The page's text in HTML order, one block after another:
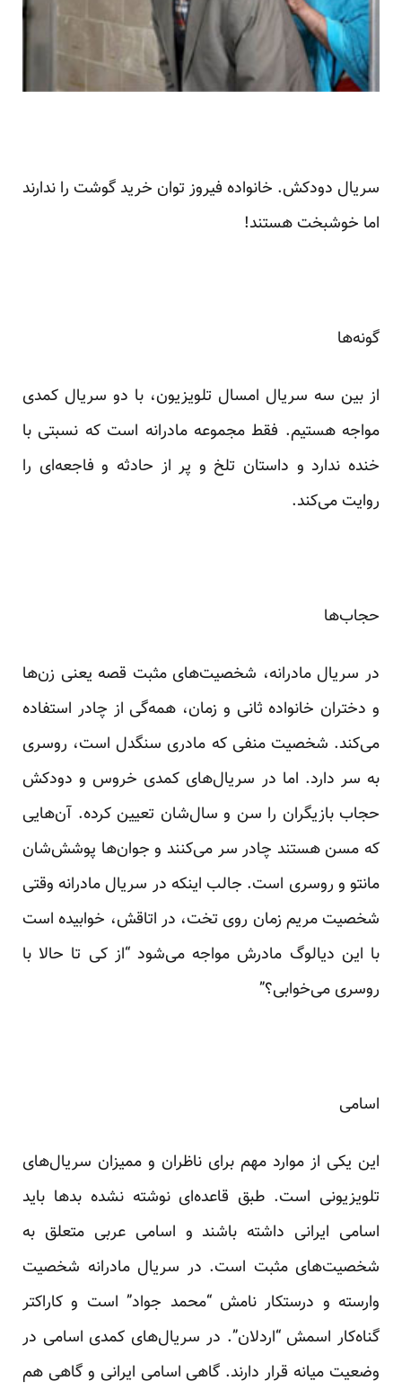
سریال دودکش. خانواده فیروز توان خرید گوشت را ندارند
اما خوشبخت هستند!
گونه‌ها
از بین سه سریال امسال تلویزیون، با دو سریال کمدی
مواجه هستیم. فقط مجموعه مادرانه است که نسبتی با
خنده ندارد و داستان تلخ و پر از حادثه و فاجعه‌ای را
روایت می‌کند.
حجاب‌ها
در سریال مادرانه، شخصیت‌های مثبت قصه یعنی زن‌ها
و دختران خانواده‌ ثانی و زمان، همه‌گی از چادر استفاده
می‌کند. شخصیت منفی که مادری سنگدل است، روسری
به سر دارد. اما در سریال‌های کمدی خروس و دودکش
حجاب بازیگران را سن و سال‌شان تعیین کرده. آن‌هایی
که مسن هستند چادر سر می‌کنند و جوان‌ها پوشش‌شان
مانتو و روسری است. جالب اینکه در سریال مادرانه وقتی
شخصیت مریم زمان روی تخت، در اتاقش، خوابیده است
با این دیالوگ مادرش مواجه می‌شود “از کی تا حالا با
روسری می‌خوابی؟”
اسامی
این یکی از موارد مهم برای ناظران و ممیزان سریال‌های
تلویزیونی است. طبق قاعده‌ای نوشته نشده بدها باید
اسامی ایرانی داشته باشند و اسامی عربی متعلق به
شخصیت‌های مثبت است. در سریال مادرانه شخصیت
وارسته و درستکار نامش “محمد جواد” است و کاراکتر
گناه‌کار اسمش “اردلان”. در سریال‌های کمدی اسامی در
وضعیت میانه قرار دارند. گاهی اسامی ایرانی و گاهی هم